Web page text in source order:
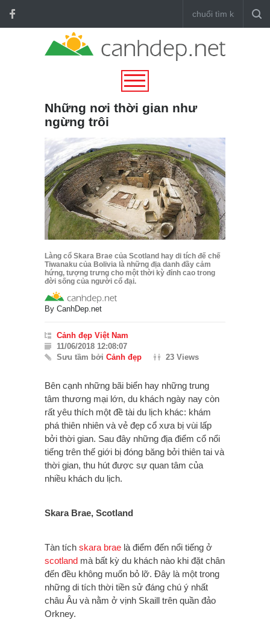
Những nơi thời gian như
ngừng trôi
Làng cổ Skara Brae của Scotland hay di tích đế chế
Tiwanaku của Bolivia là những địa danh đầy cảm
hứng, tượng trưng cho một thời kỳ đỉnh cao trong
đời sống của người cổ đại.
By CanhDep.net
Cảnh đẹp Việt Nam
11/06/2018 12:08:07
Sưu tầm bởi Cảnh đẹp 23 Views
Bên cạnh những bãi biển hay những trung
tâm thương mại lớn, du khách ngày nay còn
rất yêu thích một đề tài du lịch khác: khám
phá thiên nhiên và vẻ đẹp cổ xưa bị vùi lấp
bởi thời gian. Sau đây những địa điểm cổ nổi
tiếng trên thế giới bị đóng băng bởi thiên tai và
thời gian, thu hút được sự quan tâm của
nhiều khách du lịch.
Skara Brae, Scotland
Tàn tích skara brae là điểm đến nổi tiếng ở
scotland mà bất kỳ du khách nào khi đặt chân
đến đều không muốn bỏ lỡ. Đây là một trong
những di tích thời tiền sử đáng chú ý nhất
châu Âu và nằm ở vịnh Skaill trên quần đảo
Orkney.